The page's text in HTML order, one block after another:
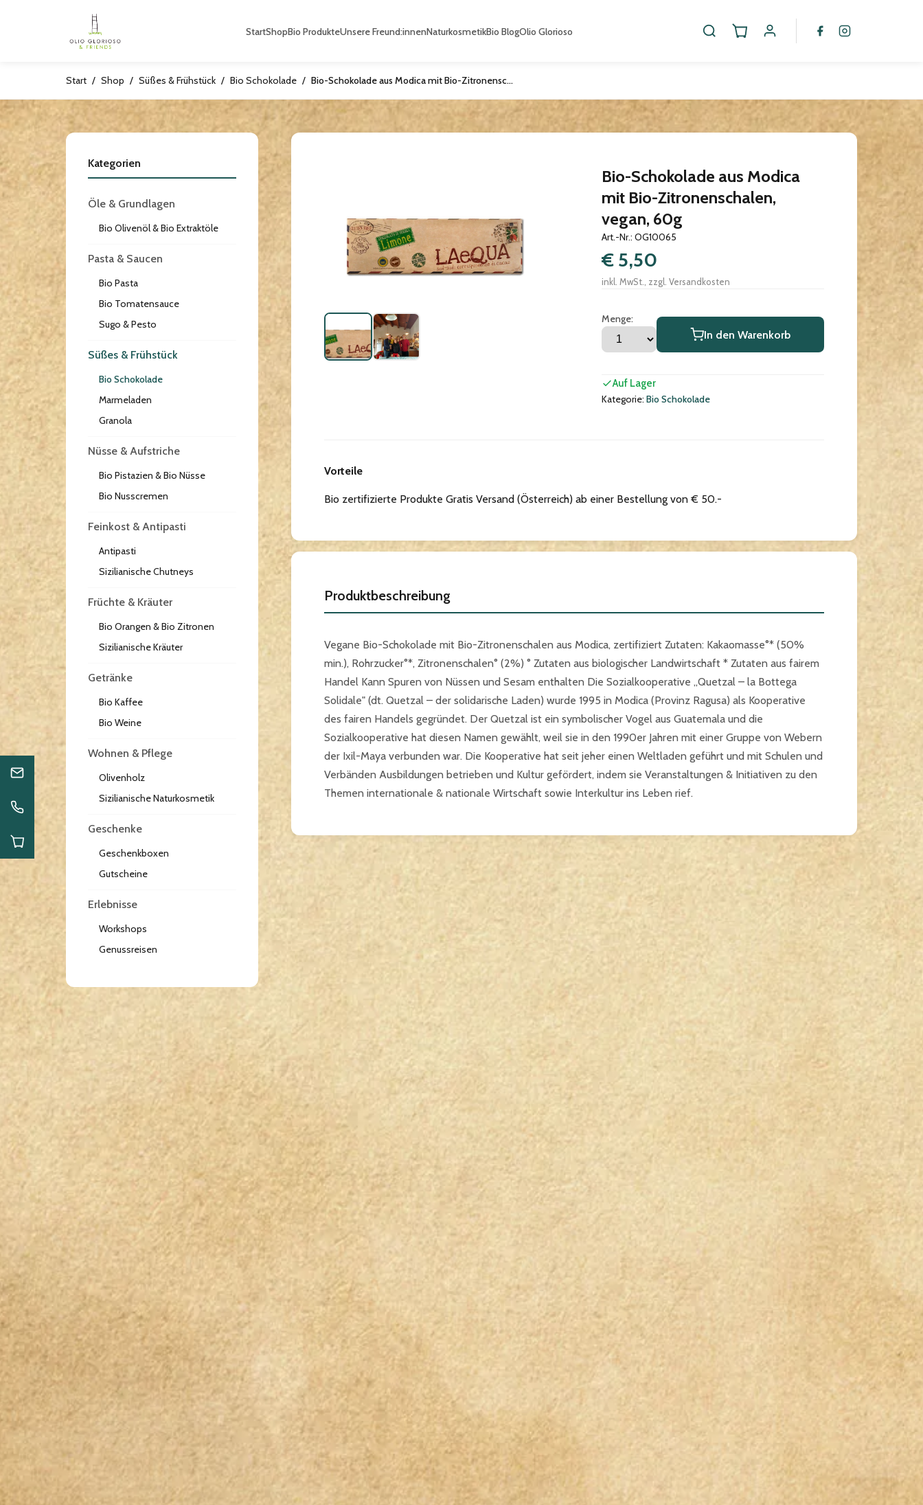
StartShopBio ProdukteUnsere Freund:innenNaturkosmetikBio BlogOlio Glorioso
Start / Shop / Süßes & Frühstück / Bio Schokolade / Bio-Schokolade aus Modica mit Bio-Zitronenschalen, vegan, 60g
Kategorien
Öle & Grundlagen
Bio Olivenöl & Bio Extraktöle
Pasta & Saucen
Bio Pasta
Bio Tomatensauce
Sugo & Pesto
Süßes & Frühstück
Bio Schokolade
Marmeladen
Granola
Nüsse & Aufstriche
Bio Pistazien & Bio Nüsse
Bio Nusscremen
Feinkost & Antipasti
Antipasti
Sizilianische Chutneys
Früchte & Kräuter
Bio Orangen & Bio Zitronen
Sizilianische Kräuter
Getränke
Bio Kaffee
Bio Weine
Wohnen & Pflege
Olivenholz
Sizilianische Naturkosmetik
Geschenke
Geschenkboxen
Gutscheine
Erlebnisse
Workshops
Genussreisen
Bio-Schokolade aus Modica
mit Bio-Zitronenschalen,
vegan, 60g
Art.-Nr.: OG10065
€ 5,50
inkl. MwSt., zzgl. Versandkosten
Menge:
In den Warenkorb
Auf Lager
Kategorie: Bio Schokolade
Vorteile
Bio zertifizierte Produkte Gratis Versand (Österreich) ab einer Bestellung von € 50.-
Produktbeschreibung
Vegane Bio-Schokolade mit Bio-Zitronenschalen aus Modica, zertifiziert Zutaten: Kakaomasse°* (50%
min.), Rohrzucker°*, Zitronenschalen° (2%) ° Zutaten aus biologischer Landwirtschaft * Zutaten aus fairem
Handel Kann Spuren von Nüssen und Sesam enthalten Die Sozialkooperative „Quetzal – la Bottega
Solidale" (dt. Quetzal – der solidarische Laden) wurde 1995 in Modica (Provinz Ragusa) als Kooperative
des fairen Handels gegründet. Der Quetzal ist ein symbolischer Vogel aus Guatemala und die
Sozialkooperative hat diesen Namen gewählt, weil sie in den 1990er Jahren mit einer Gruppe von Webern
der Ixil-Maya verbunden war. Die Kooperative hat seit jeher einen Weltladen geführt und mit Schulen und
Verbänden Ausbildungen betrieben und Kultur gefördert, indem sie Veranstaltungen & Initiativen zu den
Themen internationale & nationale Wirtschaft sowie Interkultur ins Leben rief.